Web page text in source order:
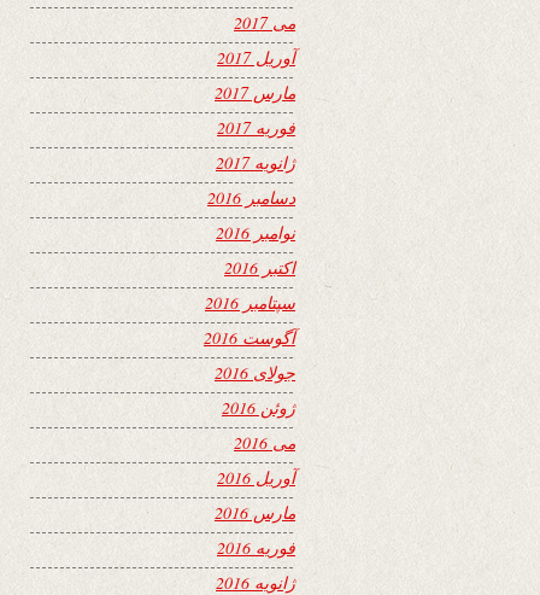
می 2017
آوریل 2017
مارس 2017
فوریه 2017
ژانویه 2017
دسامبر 2016
نوامبر 2016
اکتبر 2016
سپتامبر 2016
آگوست 2016
جولای 2016
ژوئن 2016
می 2016
آوریل 2016
مارس 2016
فوریه 2016
ژانویه 2016